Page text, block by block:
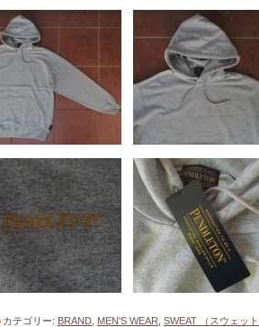
カテゴリー: BRAND MEN'S WEAR SWEAT （スウェット